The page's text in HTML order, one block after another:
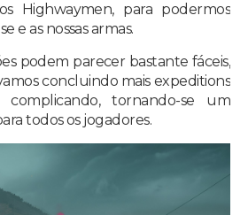
Highwaymen, para podermos
e as nossas armas.
podem parecer bastante fáceis,
concluindo mais expeditions
tornando-se um
todos os jogadores.